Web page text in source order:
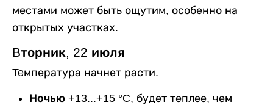
местами может быть ощутим, особенно на
открытых участках.
Bторник, 22 июля
Teмпература начнет расти.
Ночью +13...+15 °C, будет теплее, чем